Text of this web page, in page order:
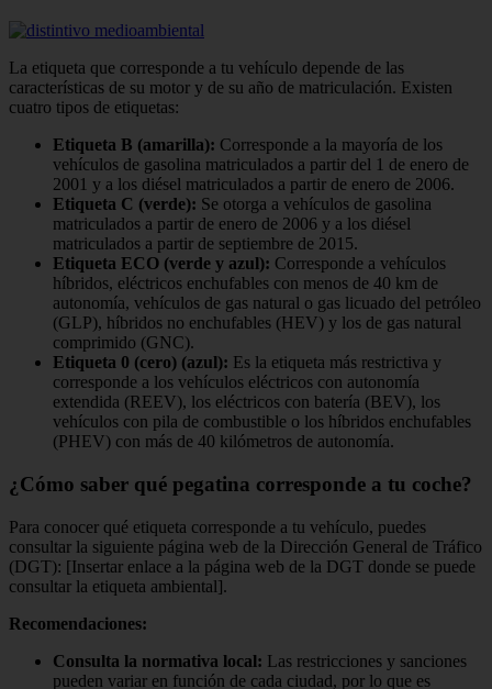
La etiqueta que corresponde a tu vehículo depende de las
características de su motor y de su año de matriculación. Existen
cuatro tipos de etiquetas:
Etiqueta B (amarilla): Corresponde a la mayoría de los
vehículos de gasolina matriculados a partir del 1 de enero de
2001 y a los diésel matriculados a partir de enero de 2006.
Etiqueta C (verde): Se otorga a vehículos de gasolina
matriculados a partir de enero de 2006 y a los diésel
matriculados a partir de septiembre de 2015.
Etiqueta ECO (verde y azul): Corresponde a vehículos
híbridos, eléctricos enchufables con menos de 40 km de
autonomía, vehículos de gas natural o gas licuado del petróleo
(GLP), híbridos no enchufables (HEV) y los de gas natural
comprimido (GNC).
Etiqueta 0 (cero) (azul): Es la etiqueta más restrictiva y
corresponde a los vehículos eléctricos con autonomía
extendida (REEV), los eléctricos con batería (BEV), los
vehículos con pila de combustible o los híbridos enchufables
(PHEV) con más de 40 kilómetros de autonomía.
¿Cómo saber qué pegatina corresponde a tu coche?
Para conocer qué etiqueta corresponde a tu vehículo, puedes
consultar la siguiente página web de la Dirección General de Tráfico
(DGT): [Insertar enlace a la página web de la DGT donde se puede
consultar la etiqueta ambiental].
Recomendaciones:
Consulta la normativa local: Las restricciones y sanciones
pueden variar en función de cada ciudad, por lo que es